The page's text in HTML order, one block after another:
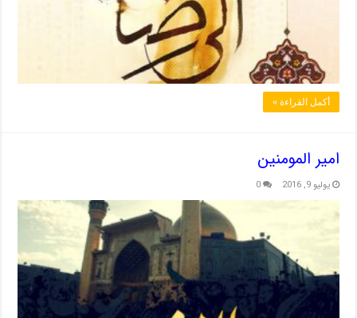
أكمل القراءة »
امیر المومنین
يوليو 9, 2016 0